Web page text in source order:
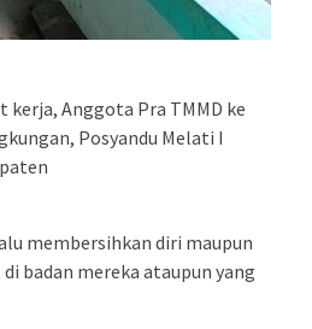
Anggota Pra TMMD ke
Posyandu Melati I
membersihkan diri maupun
badan mereka ataupun yang